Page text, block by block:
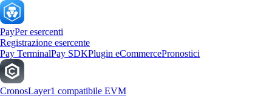
PayPer esercenti
Registrazione esercente
Pay TerminalPay SDKPlugin eCommercePronostici
CronosLayer1 compatibile EVM